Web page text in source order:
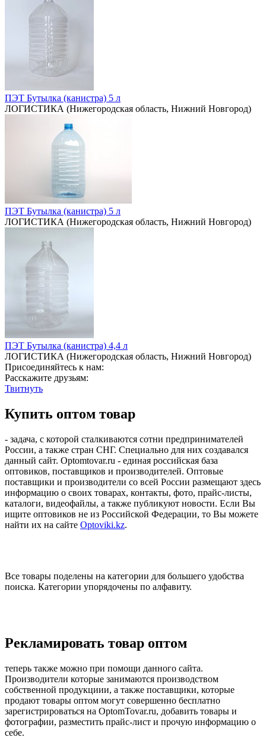
ПЭТ Бутылка (канистра) 5 л
ЛОГИСТИКА (Нижегородская область, Нижний Новгород)
ПЭТ Бутылка (канистра) 5 л
ЛОГИСТИКА (Нижегородская область, Нижний Новгород)
ПЭТ Бутылка (канистра) 4,4 л
ЛОГИСТИКА (Нижегородская область, Нижний Новгород)
Присоединяйтесь к нам:
Расскажите друзьям:
Твитнуть
Купить оптом товар
- задача, с которой сталкиваются сотни предпринимателей
России, а также стран СНГ. Специально для них создавался
данный сайт. Optomtovar.ru - единая российская база
оптовиков, поставщиков и производителей. Оптовые
поставщики и производители со всей России размещают здесь
информацию о своих товарах, контакты, фото, прайс-листы,
каталоги, видеофайлы, а также публикуют новости. Если Вы
ищите оптовиков не из Российской Федерации, то Вы можете
найти их на сайте Optoviki.kz.
Все товары поделены на категории для большего удобства
поиска. Категории упорядочены по алфавиту.
Рекламировать товар оптом
теперь также можно при помощи данного сайта.
Производители которые занимаются производством
собственной продукциии, а также поставщики, которые
продают товары оптом могут совершенно бесплатно
зарегистрироваться на OptomTovar.ru, добавить товары и
фотографии, разместить прайс-лист и прочую информацию о
себе.